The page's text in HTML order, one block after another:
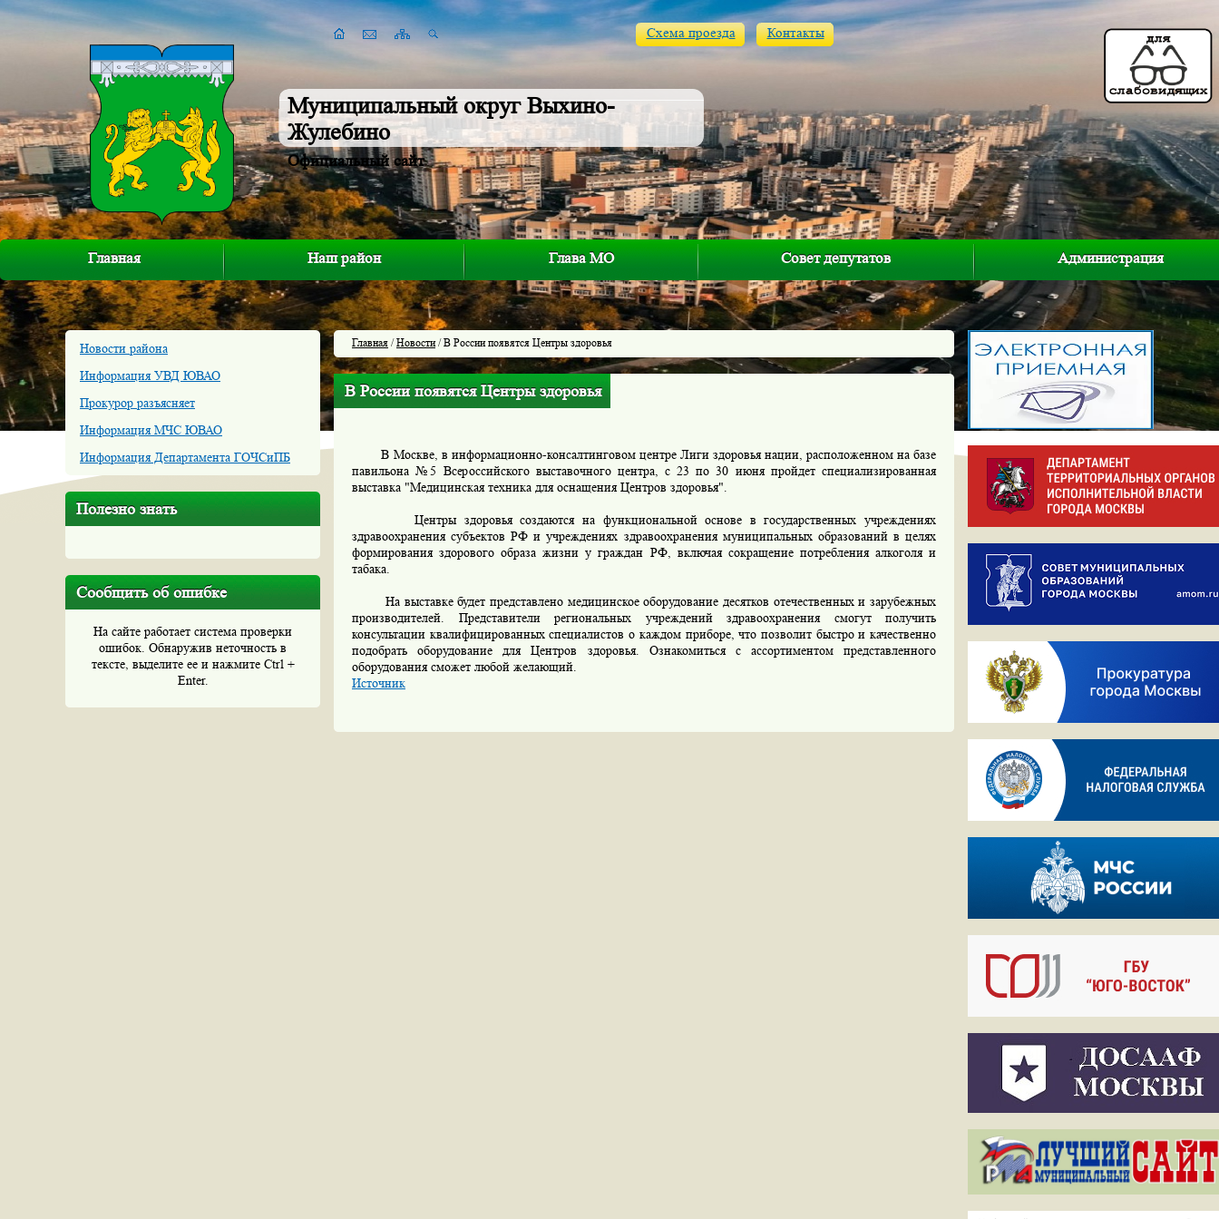
Муниципальный округ Выхино-
Жулебино
Официальный сайт
Схема проезда Контакты
Главная Наш район Глава МО Совет депутатов Администрация
Новости района
Информация УВД ЮВАО
Прокурор разъясняет
Информация МЧС ЮВАО
Информация Департамента ГОЧСиПБ
Полезно знать
Сообщить об ошибке
На сайте работает система проверки
ошибок. Обнаружив неточность в
тексте, выделите ее и нажмите Ctrl +
Enter.
Главная /Новости/ В России появятся Центры здоровья
В России появятся Центры здоровья
В Москве, в информационно-консалтинговом центре Лиги здоровья нации, расположенном на базе
павильона №5 Всероссийского выставочного центра, с 23 по 30 июня пройдет специализированная
выставка "Медицинская техника для оснащения Центров здоровья".
Центры здоровья создаются на функциональной основе в государственных учреждениях
здравоохранения субъектов РФ и учреждениях здравоохранения муниципальных образований в целях
формирования здорового образа жизни у граждан РФ, включая сокращение потребления алкоголя и
табака.
На выставке будет представлено медицинское оборудование десятков отечественных и зарубежных
производителей. Представители региональных учреждений здравоохранения смогут получить
консультации квалифицированных специалистов о каждом приборе, что позволит быстро и качественно
подобрать оборудование для Центров здоровья. Ознакомиться с ассортиментом представленного
оборудования сможет любой желающий.
Источник